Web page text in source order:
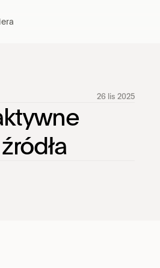
26 lis 2025